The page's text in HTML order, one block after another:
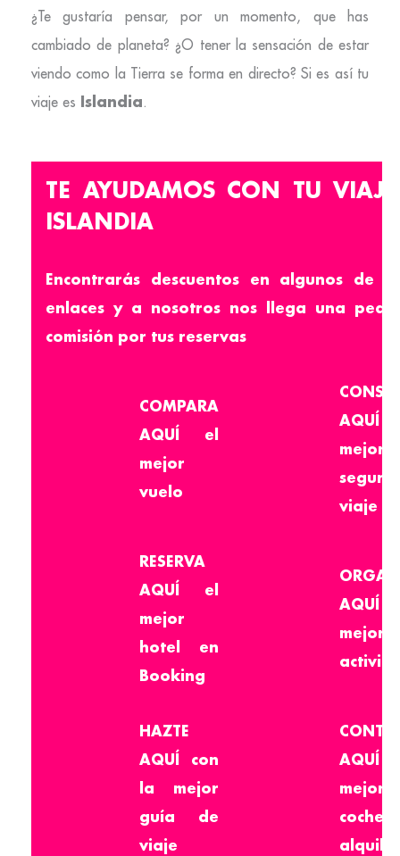
¿Te gustaría pensar, por un momento, que has
cambiado de planeta? ¿O tener la sensación de estar
viendo como la Tierra se forma en directo? Si es así tu
viaje es Islandia.
TE AYUDAMOS CON TU
ISLANDIA
Encontrarás descuentos en algunos de
enlaces y a nosotros nos llega una
comisión por tus reservas
COMPARA
AQUÍ el
mejor
vuelo
AQUÍ
mejor
viaje
RESERVA
AQUÍ el
mejor
hotel en
Booking
AQUÍ
mejor
HAZTE
AQUÍ
con
la mejor
guía de
viaje
AQUÍ
mejor
alquiler